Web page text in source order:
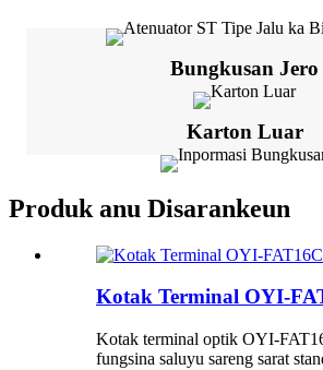
Bungkusan Jero
Karton Luar
Produk anu Disarankeun
Kotak Terminal OYI-
Kotak terminal optik OYI-
fungsina saluyu sareng sarat